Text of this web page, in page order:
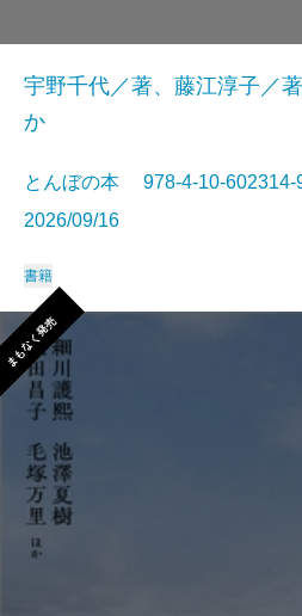
宇野千代／著、藤江淳子／
か
とんぼの本 978-4-10-
2026/09/16
書籍
まもなく発売